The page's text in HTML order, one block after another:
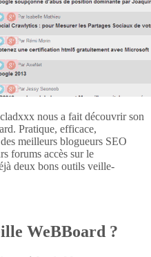
nous a fait découvrir son
Pratique, efficace,
meilleurs blogueurs SEO
forums accès sur le
deux bons outils veille-
WeBBoard ?